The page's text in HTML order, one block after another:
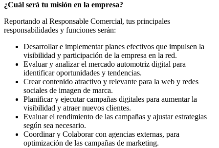
¿Cuál será tu misión en la empresa?
Reportando al Responsable Comercial, tus principales
responsabilidades y funciones serán:
Desarrollar e implementar planes efectivos que impulsen la
visibilidad y participación de la empresa en la red.
Evaluar y analizar el mercado automotriz digital para
identificar oportunidades y tendencias.
Crear contenido atractivo y relevante para la web y redes
sociales de imagen de marca.
Planificar y ejecutar campañas digitales para aumentar la
visibilidad y atraer nuevos clientes.
Evaluar el rendimiento de las campañas y ajustar estrategias
según sea necesario.
Coordinar y Colaborar con agencias externas, para
optimización de las campañas de marketing.